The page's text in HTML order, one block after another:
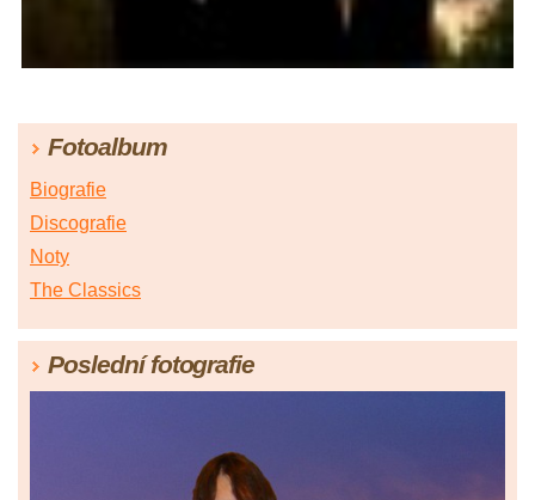
Fotoalbum
Biografie
Discografie
Noty
The Classics
Poslední fotografie